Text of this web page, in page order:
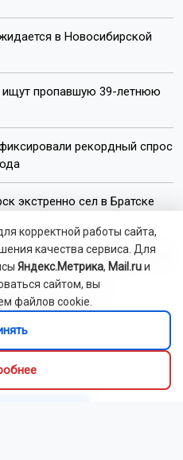
в Новосибирской
ищут пропавшую 39-летнюю
рекордный спрос
экстренно сел в Братске
34-градусный зной
посёлке под
области снизились на
корректной работы сайта,
качества сервиса. Для
Яндекс.Метрика, Mail.ruи
сайтом, вы
файлов cookie.